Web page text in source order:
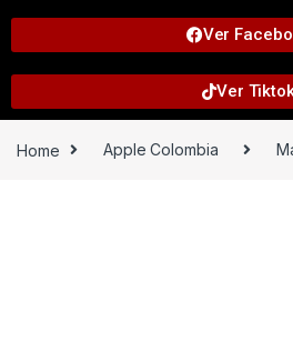
Ver
Ver
Home Apple Colombia